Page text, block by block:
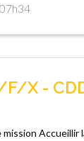
F/X -